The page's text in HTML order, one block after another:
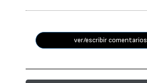
ver/escribir comentarios